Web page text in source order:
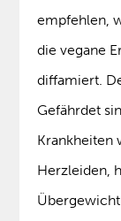
empfehlen,
die vegane
diffamiert.
Gefährdet
Krankheiten
Herzleiden,